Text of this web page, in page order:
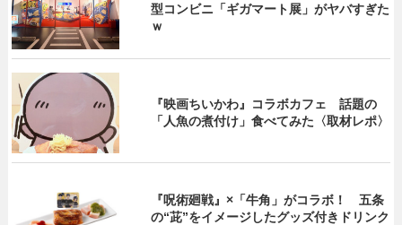
型コンビニ「ギガマート展」がヤバすぎた
ｗ
『映画ちいかわ』コラボカフェ 話題の
「人魚の煮付け」食べてみた〈取材レポ〉
『呪術廻戦』×「牛角」がコラボ！ 五条
の“茈”をイメージしたグッズ付きドリンク